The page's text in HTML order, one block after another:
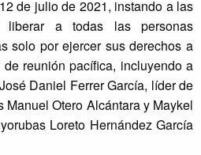
de julio de 2021, instando a las
liberar a todas las personas
solo por ejercer sus derechos a
reunión pacífica, incluyendo a
Daniel Ferrer García, líder de
Otero Alcántara y Maykel
Loreto Hernández García